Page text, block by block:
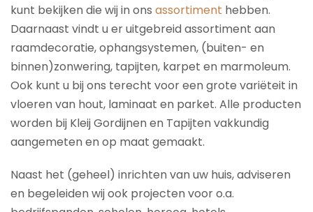
kunt bekijken die wij in ons assortiment hebben.
Daarnaast vindt u er uitgebreid assortiment aan
raamdecoratie, ophangsystemen, (buiten- en
binnen)zonwering, tapijten, karpet en marmoleum.
Ook kunt u bij ons terecht voor een grote variëteit in
vloeren van hout, laminaat en parket. Alle producten
worden bij Kleij Gordijnen en Tapijten vakkundig
aangemeten en op maat gemaakt.
Naast het (geheel) inrichten van uw huis, adviseren
en begeleiden wij ook projecten voor o.a.